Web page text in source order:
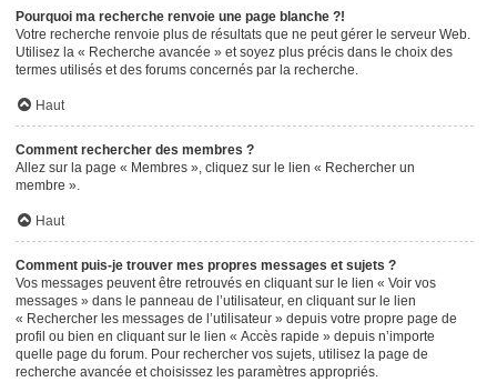
Pourquoi ma recherche renvoie une page blanche ?!
Votre recherche renvoie plus de résultats que ne peut gérer le serveur Web.
Utilisez la « Recherche avancée » et soyez plus précis dans le choix des
termes utilisés et des forums concernés par la recherche.
Haut
Comment rechercher des membres ?
Allez sur la page « Membres », cliquez sur le lien « Rechercher un
membre ».
Haut
Comment puis-je trouver mes propres messages et sujets ?
Vos messages peuvent être retrouvés en cliquant sur le lien « Voir vos
messages » dans le panneau de l’utilisateur, en cliquant sur le lien
« Rechercher les messages de l’utilisateur » depuis votre propre page de
profil ou bien en cliquant sur le lien « Accès rapide » depuis n’importe
quelle page du forum. Pour rechercher vos sujets, utilisez la page de
recherche avancée et choisissez les paramètres appropriés.